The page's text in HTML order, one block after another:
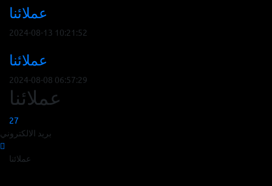
عملائنا
2024-08-13 10:21:52
عملائنا
2024-08-08 06:57:29
عملائنا
27
بريد الالكتروني
عملائنا